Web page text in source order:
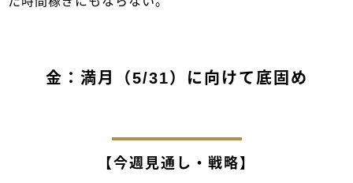
金：満月（5/31）に向けて底固め
【今週見通し・戦略】